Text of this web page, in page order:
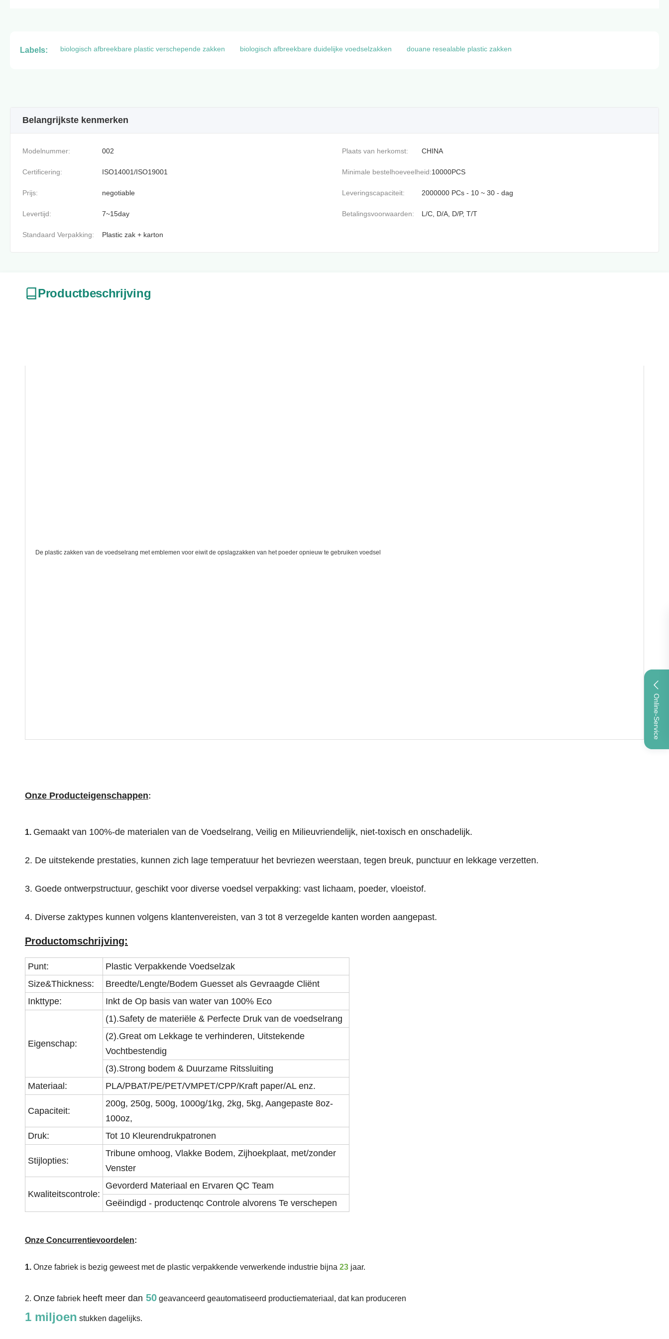
Online-Service
Labels: biologisch afbreekbare plastic verschepende zakken biologisch afbreekbare duidelijke voedselzakken douane resealable plastic zakken
Belangrijkste kenmerken
Modelnummer: 002 Plaats van herkomst: CHINA
Certificering: ISO14001/ISO19001 Minimale bestelhoeveelheid:10000PCS
Prijs: negotiable Leveringscapaciteit: 2000000 PCs - 10 ~ 30 - dag
Levertijd: 7~15day Betalingsvoorwaarden: L/C, D/A, D/P, T/T
Standaard Verpakking: Plastic zak + karton
Productbeschrijving
De plastic zakken van de voedselrang met emblemen voor eiwit de opslagzakken van het poeder opnieuw te gebruiken voedsel
Onze Producteigenschappen:
1. Gemaakt van 100%-de materialen van de Voedselrang, Veilig en Milieuvriendelijk, niet-toxisch en onschadelijk.
2. De uitstekende prestaties, kunnen zich lage temperatuur het bevriezen weerstaan, tegen breuk, punctuur en lekkage verzetten.
3. Goede ontwerpstructuur, geschikt voor diverse voedsel verpakking: vast lichaam, poeder, vloeistof.
4. Diverse zaktypes kunnen volgens klantenvereisten, van 3 tot 8 verzegelde kanten worden aangepast.
Productomschrijving:
Punt:
Plastic Verpakkende Voedselzak
Size&Thickness:
Breedte/Lengte/Bodem Guesset als Gevraagde Cliënt
Inkttype:
Inkt de Op basis van water van 100% Eco
Eigenschap:
(1).Safety de materiële & Perfecte Druk van de voedselrang
(2).Great om Lekkage te verhinderen, Uitstekende
Vochtbestendig
(3).Strong bodem & Duurzame Ritssluiting
Materiaal:
PLA/PBAT/PE/PET/VMPET/CPP/Kraft paper/AL enz.
Capaciteit:
200g, 250g, 500g, 1000g/1kg, 2kg, 5kg, Aangepaste 8oz-
100oz,
Druk:
Tot 10 Kleurendrukpatronen
Stijlopties:
Tribune omhoog, Vlakke Bodem, Zijhoekplaat, met/zonder
Venster
Kwaliteitscontrole:
Gevorderd Materiaal en Ervaren QC Team
Geëindigd - productenqc Controle alvorens Te verschepen
Onze Concurrentievoordelen:
1. Onze fabriek is bezig geweest met de plastic verpakkende verwerkende industrie bijna 23 jaar.
2. Onze fabriek heeft meer dan 50 geavanceerd geautomatiseerd productiemateriaal , dat kan produceren
1 miljoen stukken dagelijks.